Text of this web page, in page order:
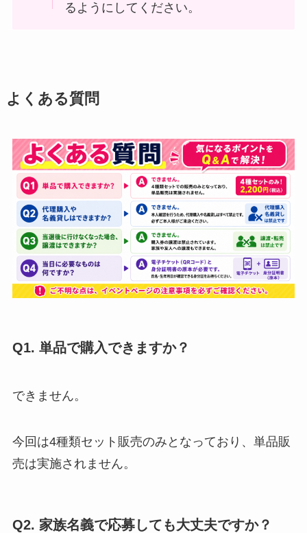
るようにしてください。
よくある質問
Q1. 単品で購入できますか？
できません。
今回は4種類セット販売のみとなっており、単品販
売は実施されません。
Q2. 家族名義で応募しても大丈夫ですか？